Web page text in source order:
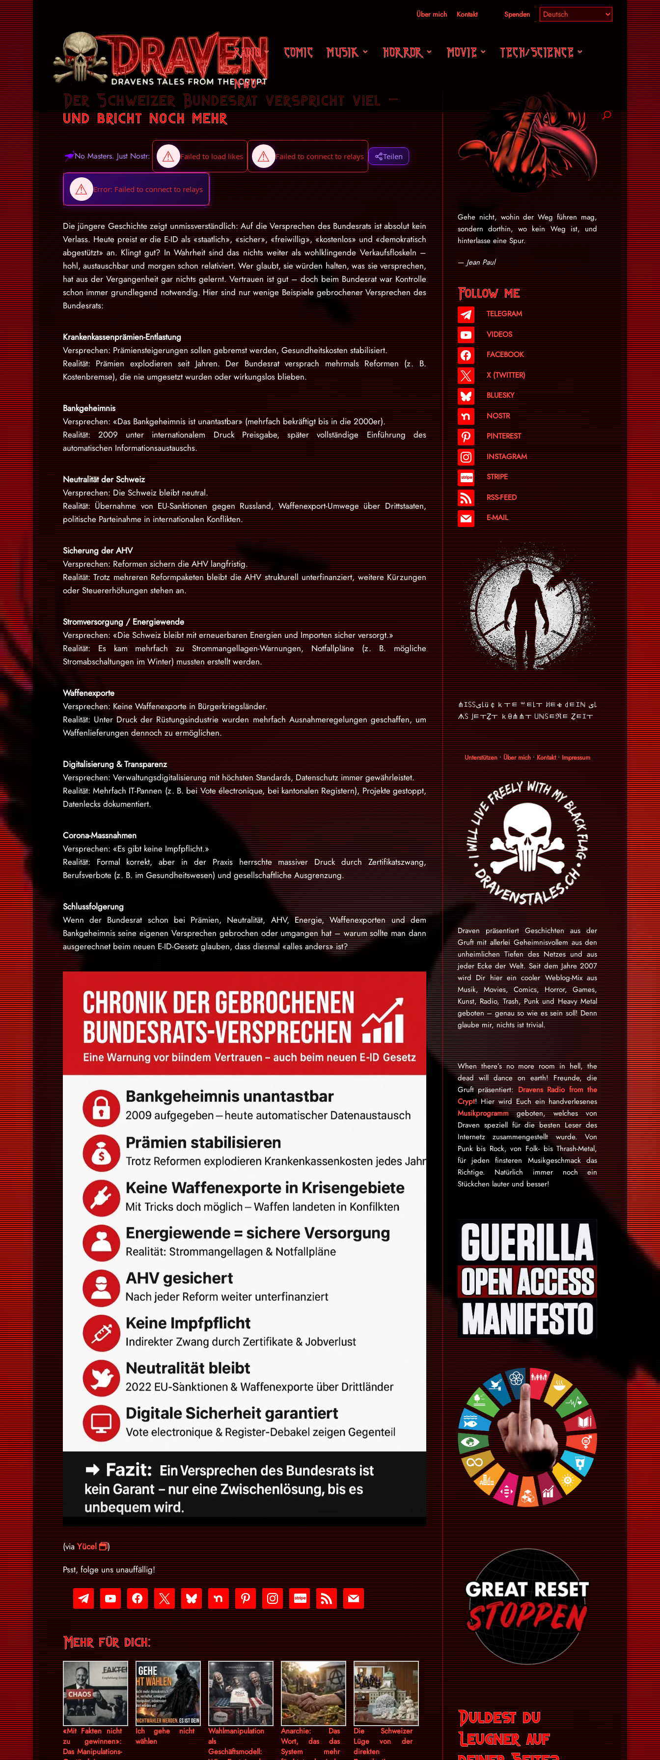
Über mich Kontakt Spenden
RADIO COMIC MUSIK HORROR MOVIE TECH/SCIENCE
NWO
Der Schweizer Bundesrat verspricht viel –
und bricht noch mehr
No Masters. Just Nostr: Teilen
Die jüngere Geschichte zeigt unmissverständlich: Auf die Versprechen des Bundesrats ist absolut kein
Verlass. Heute preist er die E-ID als «staatlich», «sicher», «freiwillig», «kostenlos» und «demokratisch
abgestützt» an. Klingt gut? In Wahrheit sind das nichts weiter als wohlklingende Verkaufsfloskeln –
hohl, austauschbar und morgen schon relativiert. Wer glaubt, sie würden halten, was sie versprechen,
hat aus der Vergangenheit gar nichts gelernt. Vertrauen ist gut – doch beim Bundesrat war Kontrolle
schon immer grundlegend notwendig. Hier sind nur wenige Beispiele gebrochener Versprechen des
Bundesrats:
Krankenkassenprämien-Entlastung
Versprechen: Prämiensteigerungen sollen gebremst werden, Gesundheitskosten stabilisiert.
Realität: Prämien explodieren seit Jahren. Der Bundesrat versprach mehrmals Reformen (z. B.
Kostenbremse), die nie umgesetzt wurden oder wirkungslos blieben.
Bankgeheimnis
Versprechen: «Das Bankgeheimnis ist unantastbar» (mehrfach bekräftigt bis in die 2000er).
Realität: 2009 unter internationalem Druck Preisgabe, später vollständige Einführung des
automatischen Informationsaustauschs.
Neutralität der Schweiz
Versprechen: Die Schweiz bleibt neutral.
Realität: Übernahme von EU-Sanktionen gegen Russland, Waffenexport-Umwege über Drittstaaten,
politische Parteinahme in internationalen Konflikten.
Sicherung der AHV
Versprechen: Reformen sichern die AHV langfristig.
Realität: Trotz mehreren Reformpaketen bleibt die AHV strukturell unterfinanziert, weitere Kürzungen
oder Steuererhöhungen stehen an.
Stromversorgung / Energiewende
Versprechen: «Die Schweiz bleibt mit erneuerbaren Energien und Importen sicher versorgt.»
Realität: Es kam mehrfach zu Strommangellagen-Warnungen, Notfallpläne (z. B. mögliche
Stromabschaltungen im Winter) mussten erstellt werden.
Waffenexporte
Versprechen: Keine Waffenexporte in Bürgerkriegsländer.
Realität: Unter Druck der Rüstungsindustrie wurden mehrfach Ausnahmeregelungen geschaffen, um
Waffenlieferungen dennoch zu ermöglichen.
Digitalisierung & Transparenz
Versprechen: Verwaltungsdigitalisierung mit höchsten Standards, Datenschutz immer gewährleistet.
Realität: Mehrfach IT-Pannen (z. B. bei Vote électronique, bei kantonalen Registern), Projekte gestoppt,
Datenlecks dokumentiert.
Corona-Massnahmen
Versprechen: «Es gibt keine Impfpflicht.»
Realität: Formal korrekt, aber in der Praxis herrschte massiver Druck durch Zertifikatszwang,
Berufsverbote (z. B. im Gesundheitswesen) und gesellschaftliche Ausgrenzung.
Schlussfolgerung
Wenn der Bundesrat schon bei Prämien, Neutralität, AHV, Energie, Waffenexporten und dem
Bankgeheimnis seine eigenen Versprechen gebrochen oder umgangen hat – warum sollte man dann
ausgerechnet beim neuen E-ID-Gesetz glauben, dass diesmal «alles anders» ist?
(viaYücel
)
Psst, folge uns unauffällig!
telegramyoutube-
play
facebookx blueskynextdoorpinterestinstagram
cc-
stripe
rss mail
Mehr für dich:
«Mit Fakten nicht
zu gewinnen»:
Das Manipulations-
Ich gehe nicht
wählen
Wahlmanipulation
als
Geschäftsmodell:
Anarchie: Das
Wort, das das
System mehr
Die Schweizer
Lüge von der
direkten
Gehe nicht, wohin der Weg führen mag,
sondern dorthin, wo kein Weg ist, und
hinterlasse eine Spur.
—Jean Paul
Follow me
TELEGRAM
VIDEOS
FACEBOOK
X (TWITTER)
BLUESKY
NOSTR
PINTEREST
INSTAGRAM
STRIPE
RSS-FEED
E-MAIL
⋔ｴ꒚꒚ﻯ꒒ü￠ｋￓﾼ ꒳ﾼ꒒ￓ ꎧﾼቄ ꒯ﾼｴℕ ﻯ꒒
ᗑ꒚ ｣ﾼￓẔￓ ｋꑙ⋔⋔ￓ ꒤ℕ꒚ﾼℜﾼ Ẕﾼｴￓ
Unterstützen•Über mich•Kontakt•Impressum
Draven präsentiert Geschichten aus der
Gruft mit allerlei Geheimnisvollem aus den
unheimlichen Tiefen des Netzes und aus
jeder Ecke der Welt. Seit dem Jahre 2007
wird Dir hier ein cooler Weblog-Mix aus
Musik, Movies, Comics, Horror, Games,
Kunst, Radio, Trash, Punk und Heavy Metal
geboten – genau so wie es sein soll! Denn
glaube mir, nichts ist trivial.
When there’s no more room in hell, the
dead will dance on earth! Freunde, die
Gruft präsentiert:Dravens Radio from the
Crypt! Hier wird Euch ein handverlesenes
Musikprogrammgeboten, welches von
Draven speziell für die besten Leser des
Internetz zu­sammen­ge­stellt wurde. Von
Punk bis Rock, von Folk- bis Thrash-Metal,
für je­den finsteren Mu­sik­ge­schmack das
Rich­tige. Natürlich immer noch ein
Stückchen lauter und besser!
Duldest du
Leugner auf